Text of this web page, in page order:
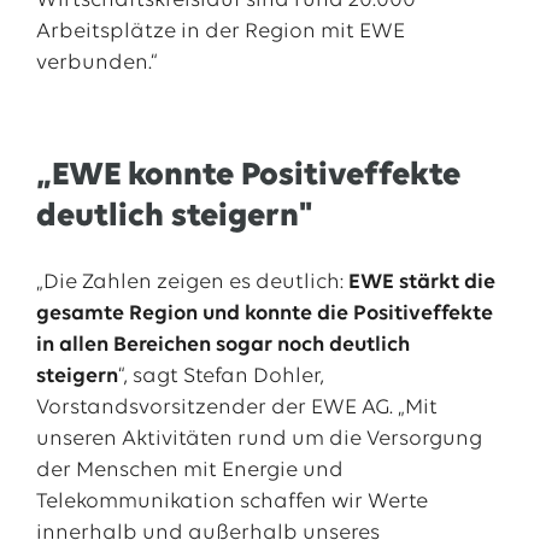
Arbeitsplätze in der Region mit EWE
verbunden.“
„EWE konnte Positiveffekte
deutlich steigern"
„Die Zahlen zeigen es deutlich:EWE stärkt die
gesamte Region und konnte die Positiveffekte
in allen Bereichen sogar noch deutlich
steigern“, sagt Stefan Dohler,
Vorstandsvorsitzender der EWE AG. „Mit
unseren Aktivitäten rund um die Versorgung
der Menschen mit Energie und
Telekommunikation schaffen wir Werte
innerhalb und außerhalb unseres